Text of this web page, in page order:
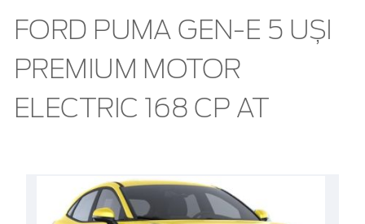
FORD PUMA GEN-E 5 UȘI
PREMIUM MOTOR
ELECTRIC 168 CP AT